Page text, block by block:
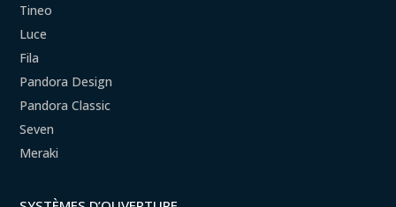
Tineo
Luce
Fila
Pandora Design
Pandora Classic
Seven
Meraki